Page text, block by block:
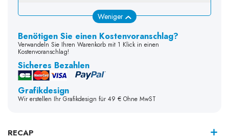
Weniger
Benötigen Sie einen Kostenvoranschlag?
Verwandeln Sie Ihren Warenkorb mit 1 Klick in einen
Kostenvoranschlag!
Sicheres Bezahlen
Grafikdesign
Wir erstellen Ihr Grafikdesign für 49 € Ohne MwST
RECAP